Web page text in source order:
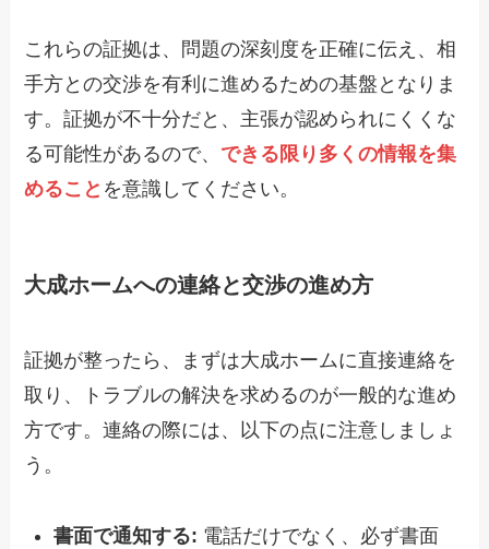
これらの証拠は、問題の深刻度を正確に伝え、相
手方との交渉を有利に進めるための基盤となりま
す。証拠が不十分だと、主張が認められにくくな
る可能性があるので、 できる限り多くの情報を集
めること を意識してください。
大成ホームへの連絡と交渉の進め方
証拠が整ったら、まずは大成ホームに直接連絡を
取り、トラブルの解決を求めるのが一般的な進め
方です。連絡の際には、以下の点に注意しましょ
う。
書面で通知する: 電話だけでなく、必ず書面